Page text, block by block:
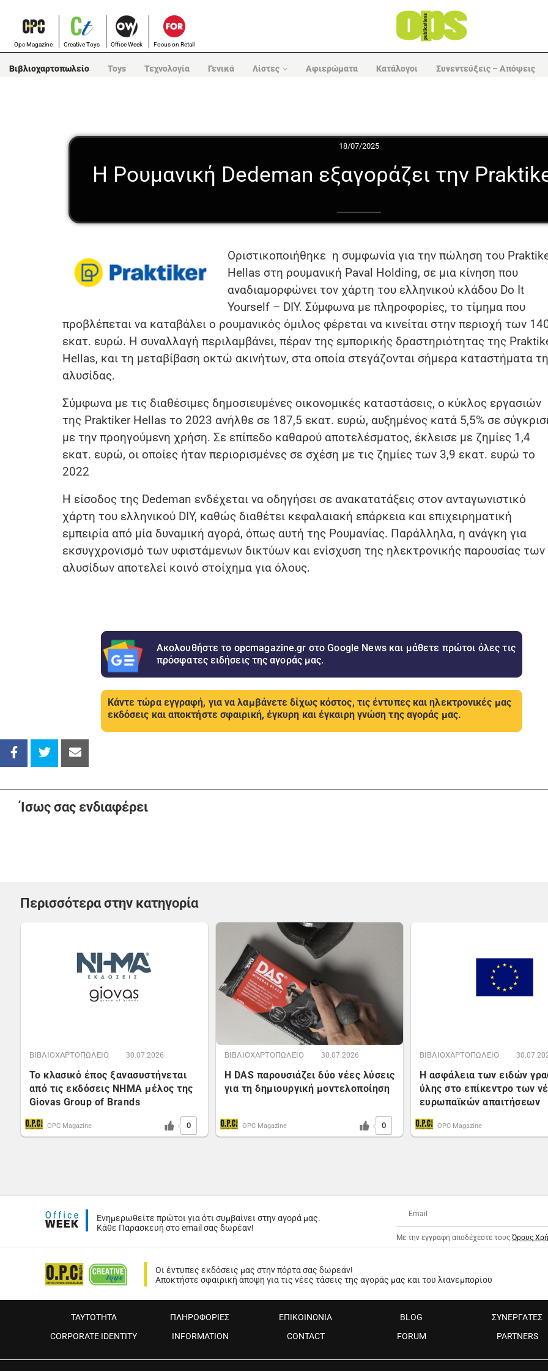
Opc Magazine Creative Toys Office Week Focus on Retail
Βιβλιοχαρτοπωλείο Toys Τεχνολογία Γενικά Λίστες Αφιερώματα Κατάλογοι Συνεντεύξεις – Απόψεις
18/07/2025
Η Ρουμανική Dedeman εξαγοράζει την
Οριστικοποιήθηκε η συμφωνία για την πώληση του
Hellas στη ρουμανική Paval Holding, σε μια κίνηση που
αναδιαμορφώνει τον χάρτη του ελληνικού κλάδου Do It
Yourself – DIY. Σύμφωνα με πληροφορίες, το τίμημα που
προβλέπεται να καταβάλει ο ρουμανικός όμιλος φέρεται να κινείται στην περιοχή των
εκατ. ευρώ. Η συναλλαγή περιλαμβάνει, πέραν της εμπορικής δραστηριότητας της
Hellas, και τη μεταβίβαση οκτώ ακινήτων, στα οποία στεγάζονται σήμερα καταστήματα
αλυσίδας.
Σύμφωνα με τις διαθέσιμες δημοσιευμένες οικονομικές καταστάσεις, ο κύκλος εργασιών
της Praktiker Hellas το 2023 ανήλθε σε 187,5 εκατ. ευρώ, αυξημένος κατά 5,5% σε
με την προηγούμενη χρήση. Σε επίπεδο καθαρού αποτελέσματος, έκλεισε με ζημίες 1,4
εκατ. ευρώ, οι οποίες ήταν περιορισμένες σε σχέση με τις ζημίες των 3,9 εκατ. ευρώ το
2022
Η είσοδος της Dedeman ενδέχεται να οδηγήσει σε ανακατατάξεις στον ανταγωνιστικό
χάρτη του ελληνικού DIY, καθώς διαθέτει κεφαλαιακή επάρκεια και επιχειρηματική
εμπειρία από μία δυναμική αγορά, όπως αυτή της Ρουμανίας. Παράλληλα, η ανάγκη για
εκσυγχρονισμό των υφιστάμενων δικτύων και ενίσχυση της ηλεκτρονικής παρουσίας των
αλυσίδων αποτελεί κοινό στοίχημα για όλους.
Ακολουθήστε το opcmagazine.gr στο Google News και μάθετε πρώτοι όλες τις
πρόσφατες ειδήσεις της αγοράς μας.
Κάντε τώρα εγγραφή, για να λαμβάνετε δίχως κόστος, τις έντυπες και ηλεκτρονικές μας
εκδόσεις και αποκτήστε σφαιρική, έγκυρη και έγκαιρη γνώση της αγοράς μας.
Ίσως σας ενδιαφέρει
Περισσότερα στην κατηγορία
ΒΙΒΛΙΟΧΑΡΤΟΠΩΛΕΙΟ 30.07.2026
Το κλασικό έπος ξανασυστήνεται
από τις εκδόσεις ΝΗΜΑ μέλος της
Giovas Group of Brands
OPC Magazine 0
ΒΙΒΛΙΟΧΑΡΤΟΠΩΛΕΙΟ 30.07.2026
Η DAS παρουσιάζει δύο νέες λύσεις
για τη δημιουργική μοντελοποίηση
OPC Magazine 0
ΒΙΒΛΙΟΧΑΡΤΟΠΩΛΕΙΟ
Η ασφάλεια των ειδών
ύλης στο επίκεντρο των
ευρωπαϊκών απαιτήσεων
OPC Magazine
Ενημερωθείτε πρώτοι για ότι συμβαίνει στην αγορά μας.
Κάθε Παρασκευή στο email σας δωρέαν!
Με την εγγραφή αποδέχεστε τους Όρους
Οι έντυπες εκδόσεις μας στην πόρτα σας δωρεάν!
Αποκτήστε σφαιρική άποψη για τις νέες τάσεις της αγοράς μας και του λιανεμπορίου
ΤΑΥΤΟΤΗΤΑ ΠΛΗΡΟΦΟΡΙΕΣ ΕΠΙΚΟΙΝΩΝΙΑ BLOG ΣΥΝΕΡΓΑΤΕΣ
CORPORATE IDENTITY
INFORMATION CONTACT FORUM PARTNERS